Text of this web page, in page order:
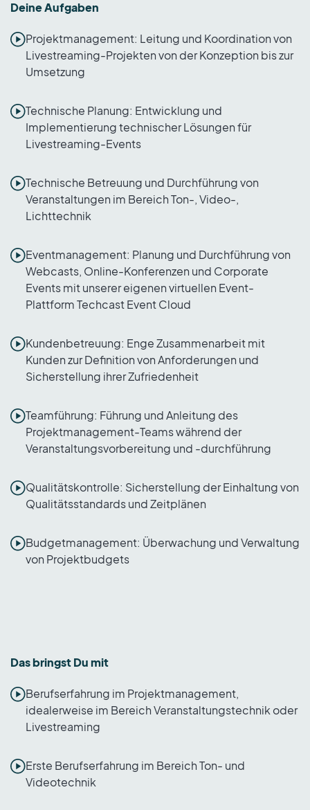
Deine Aufgaben
Projektmanagement: Leitung und Koordination von
Livestreaming-Projekten von der Konzeption bis zur
Umsetzung
Technische Planung: Entwicklung und
Implementierung technischer Lösungen für
Livestreaming-Events
Technische Betreuung und Durchführung von
Veranstaltungen im Bereich Ton-, Video-,
Lichttechnik
Eventmanagement: Planung und Durchführung von
Webcasts, Online-Konferenzen und Corporate
Events mit unserer eigenen virtuellen Event-
Plattform Techcast Event Cloud
Kundenbetreuung: Enge Zusammenarbeit mit
Kunden zur Definition von Anforderungen und
Sicherstellung ihrer Zufriedenheit
Teamführung: Führung und Anleitung des
Projektmanagement-Teams während der
Veranstaltungsvorbereitung und -durchführung
Qualitätskontrolle: Sicherstellung der Einhaltung von
Qualitätsstandards und Zeitplänen
Budgetmanagement: Überwachung und Verwaltung
von Projektbudgets
Das bringst Du mit
Berufserfahrung im Projektmanagement,
idealerweise im Bereich Veranstaltungstechnik oder
Livestreaming
Erste Berufserfahrung im Bereich Ton- und
Videotechnik